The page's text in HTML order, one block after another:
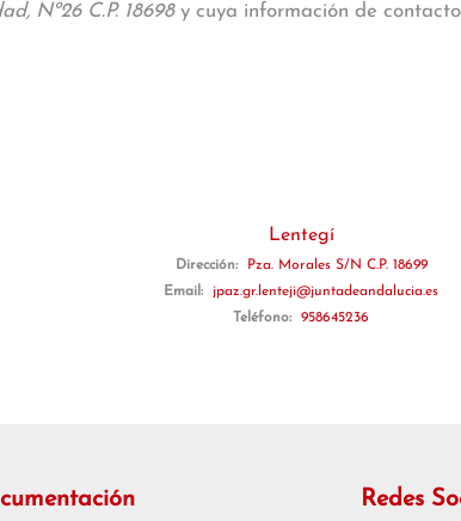
Nº26 C.P. 18698y cuya información de
Lentegí
Dirección:
Pza. Morales S/N C.P. 18699
Email:
jpaz.gr.lenteji@juntadeandalucia.es
Teléfono:
958645236
Redes